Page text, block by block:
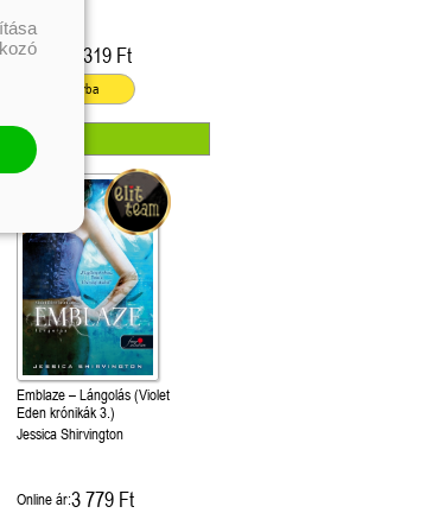
Kötött ár: 4 319 Ft
Kosárba
Emblaze – Lángolás (Violet
Eden krónikák 3.)
Jessica Shirvington
Online ár:3 779 Ft